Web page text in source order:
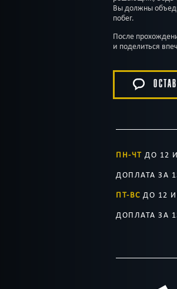
Вы должны
побег.
После
и поделиться
ПН-ЧТ ДО 12
ДОПЛАТА ЗА
ПТ-ВС ДО 12
ДОПЛАТА ЗА